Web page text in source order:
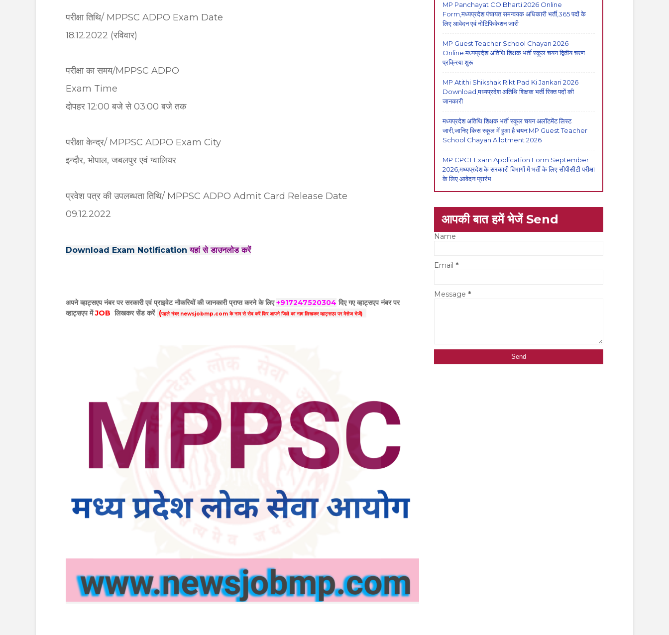
परीक्षा तिथि/ MPPSC ADPO Exam Date
18.12.2022 (रविवार)
परीक्षा का समय/MPPSC ADPO
Exam Time
दोपहर 12:00 बजे से 03:00 बजे तक
परीक्षा केन्द्र/ MPPSC ADPO Exam City
इन्दौर, भोपाल, जबलपुर एवं ग्वालियर
प्रवेश पत्र की उपलब्धता तिथि/ MPPSC ADPO Admit Card Release Date
09.12.2022
Download Exam Notificationयहां से डाउनलोड करें
अपने व्हाट्सएप नंबर पर सरकारी एवं प्राइवेट नौकरियों की जानकारी प्राप्त करने के लिए+917247520304 दिए गएव्हाट्सएपनंबर पर
व्हाट्सएप मेंJOB लिखकर सेंड करें (पहले नंबर newsjobmp.com के नाम से सेव करें फिर आपनेजिले का नाम लिखकर व्हाट्सएप पर मेसेज भेजें)
MP Panchayat CO Bharti 2026 Online
Form,मध्यप्रदेश पंचायत समन्वयक अधिकारी भर्ती,365 पदों के
लिए आवेदन एवं नोटिफिकेशन जारी
MP Guest Teacher School Chayan 2026
Online:मध्यप्रदेश अतिथि शिक्षक भर्ती स्कूल चयन द्वितीय चरण
प्रक्रिया शुरू
MP Atithi Shikshak Rikt Pad Ki Jankari 2026
Download,मध्यप्रदेश अतिथि शिक्षक भर्ती रिक्त पदों की
जानकारी
मध्यप्रदेश अतिथि शिक्षक भर्ती स्कूल चयन अलॉटमेंट लिस्ट
जारी,जानिए किस स्कूल में हुआ है चयन:MP Guest Teacher
School Chayan Allotment 2026
MP CPCT Exam Application Form September
2026,मध्यप्रदेश के सरकारी विभागों में भर्ती के लिए सीपीसीटी परीक्षा
के लिए आवेदन प्रारंभ
आपकी बात हमें भेजें Send
Name
Email *
Message *